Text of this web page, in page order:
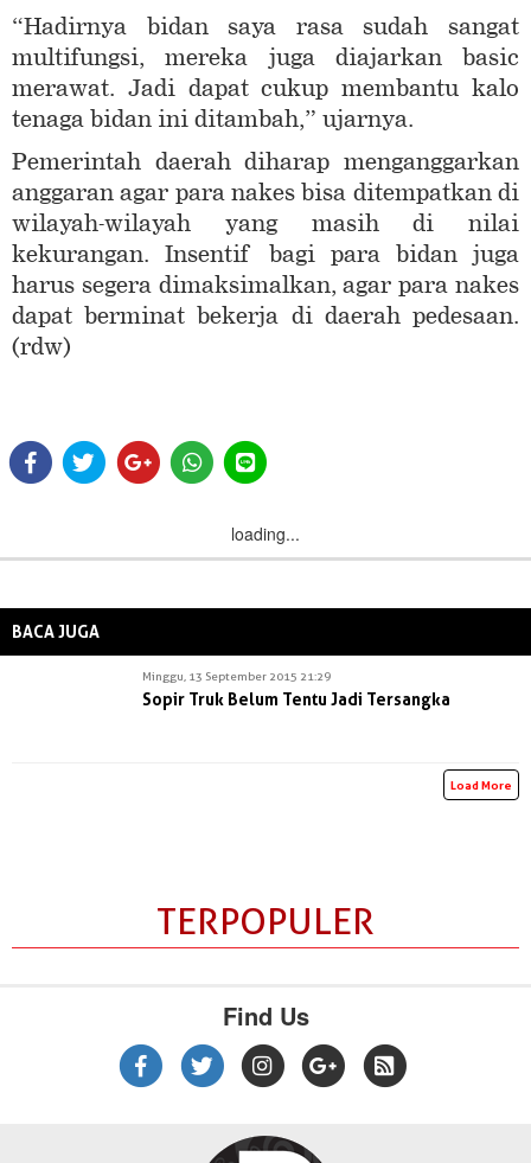
“Hadirnya bidan saya rasa sudah sangat
multifungsi, mereka juga diajarkan basic
merawat. Jadi dapat cukup membantu kalo
tenaga bidan ini ditambah,” ujarnya.
Pemerintah daerah diharap menganggarkan
anggaran agar para nakes bisa ditempatkan di
wilayah-wilayah yang masih di nilai
kekurangan. Insentif bagi para bidan juga
harus segera dimaksimalkan, agar para nakes
dapat berminat bekerja di daerah pedesaan.
(rdw)
loading...
BACA JUGA
Minggu, 13 September 2015 21:29
Sopir Truk Belum Tentu Jadi Tersangka
Load More
TERPOPULER
Find Us